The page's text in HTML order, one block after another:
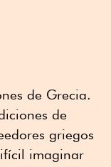
de Grecia.
de
griegos
imaginar